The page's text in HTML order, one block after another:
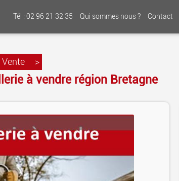
Tél : 02 96 21 32 35 Qui sommes nous ? Contact
>
à vendre région Bretagne